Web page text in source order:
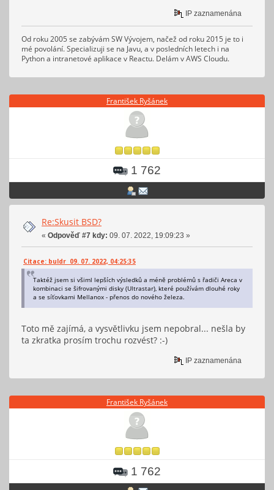
IP zaznamenána
Od roku 2005 se zabývám SW Vývojem, načež od roku 2015 je to i
mé povolání. Specializuji se na Javu, a v posledních letech i na
Python a intranetové aplikace v Reactu. Delám v AWS Cloudu.
František Ryšánek
1 762
Re:Skusit BSD?
« Odpověď #7 kdy: 09. 07. 2022, 19:09:23 »
Citace: buldr 09. 07. 2022, 04:25:35
Taktéž jsem si všiml lepších výsledků a méně problémů s řadiči Areca v
kombinaci se šifrovanými disky (Ultrastar), které používám dlouhé roky
a se síťovkami Mellanox - přenos do nového železa.
Toto mě zajímá, a vysvětlivku jsem nepobral... nešla by
ta zkratka prosím trochu rozvést? :-)
IP zaznamenána
František Ryšánek
1 762